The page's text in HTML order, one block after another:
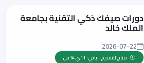
دورات صيفك ذكي التقنية بجامعة
الملك خالد
2026-07-22
متاح للتقديم - باقي: 11ي 14س